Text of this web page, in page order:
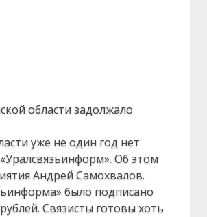
области задолжало
уже не один год нет
Об этом
Андрей Самохвалов.
было подписано
Связисты готовы хоть